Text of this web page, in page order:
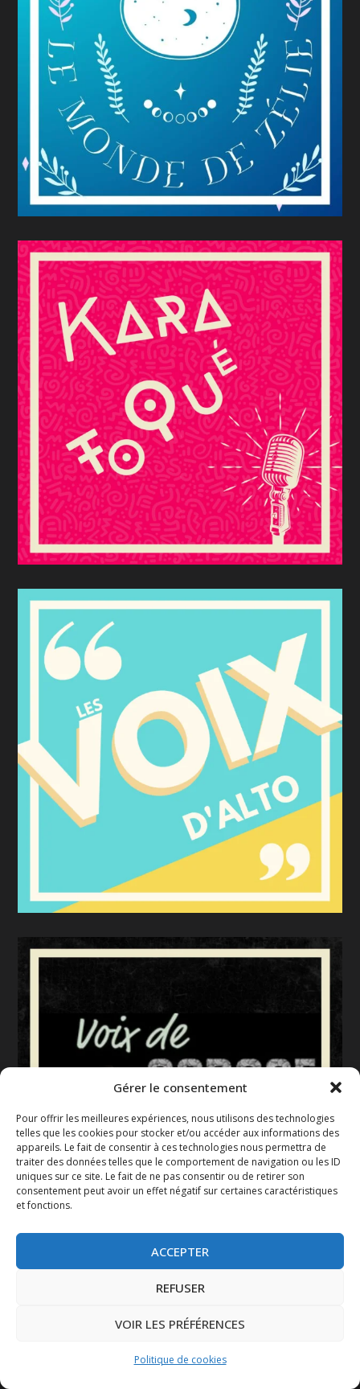
Gérer le consentement
Pour offrir les meilleures expériences, nous utilisons des technologies
telles que les cookies pour stocker et/ou accéder aux informations des
appareils. Le fait de consentir à ces technologies nous permettra de
traiter des données telles que le comportement de navigation ou les ID
uniques sur ce site. Le fait de ne pas consentir ou de retirer son
consentement peut avoir un effet négatif sur certaines caractéristiques
et fonctions.
ACCEPTER
REFUSER
VOIR LES PRÉFÉRENCES
Politique de cookies